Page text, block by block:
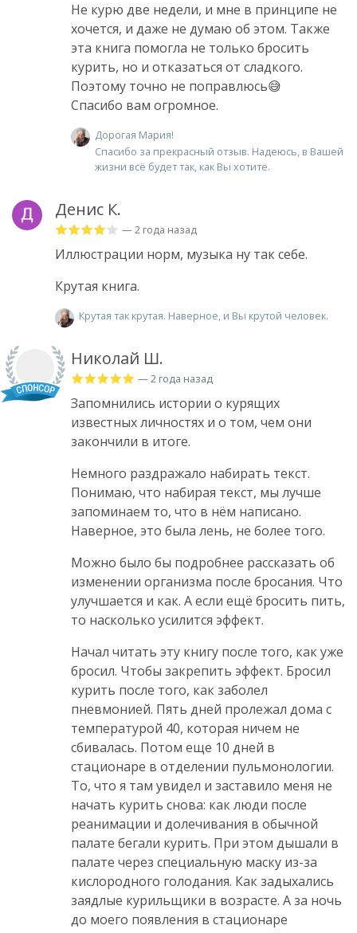
Не курю две недели, и мне в принципе не
хочется, и даже не думаю об этом. Также
эта книга помогла не только бросить
курить, но и отказаться от сладкого.
Поэтому точно не поправлюсь😅
Спасибо вам огромное.
Дорогая Мария!
Спасибо за прекрасный отзыв. Надеюсь, в Вашей
жизни всё будет так, как Вы хотите.
Денис К.
— 2 года назад
Иллюстрации норм, музыка ну так себе.
Крутая книга.
Крутая так крутая. Наверное, и Вы крутой человек.
Николай Ш.
— 2 года назад
Запомнились истории о курящих
известных личностях и о том, чем они
закончили в итоге.
Немного раздражало набирать текст.
Понимаю, что набирая текст, мы лучше
запоминаем то, что в нём написано.
Наверное, это была лень, не более того.
Можно было бы подробнее рассказать об
изменении организма после бросания. Что
улучшается и как. А если ещё бросить пить,
то насколько усилится эффект.
Начал читать эту книгу после того, как уже
бросил. Чтобы закрепить эффект. Бросил
курить после того, как заболел
пневмонией. Пять дней пролежал дома с
температурой 40, которая ничем не
сбивалась. Потом еще 10 дней в
стационаре в отделении пульмонологии.
То, что я там увидел и заставило меня не
начать курить снова: как люди после
реанимации и долечивания в обычной
палате бегали курить. При этом дышали в
палате через специальную маску из-за
кислородного голодания. Как задыхались
заядлые курильщики в возрасте. А за ночь
до моего появления в стационаре